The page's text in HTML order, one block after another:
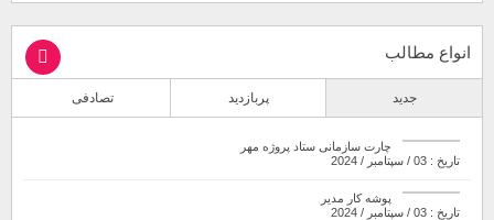
انواع مطالب
جدید پربازدید تصادفی
چارت سازمانی ستاد پروژه مهر
تاریخ : 03 / سپتامبر / 2024
پوشه کار مدیر
تاریخ : 03 / سپتامبر / 2024